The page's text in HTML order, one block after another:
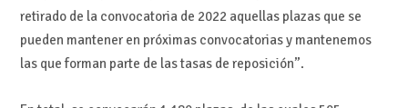
retirado de la convocatoria de 2022 aquellas plazas que se
pueden mantener en próximas convocatorias y mantenemos
las que forman parte de las tasas de reposición”.